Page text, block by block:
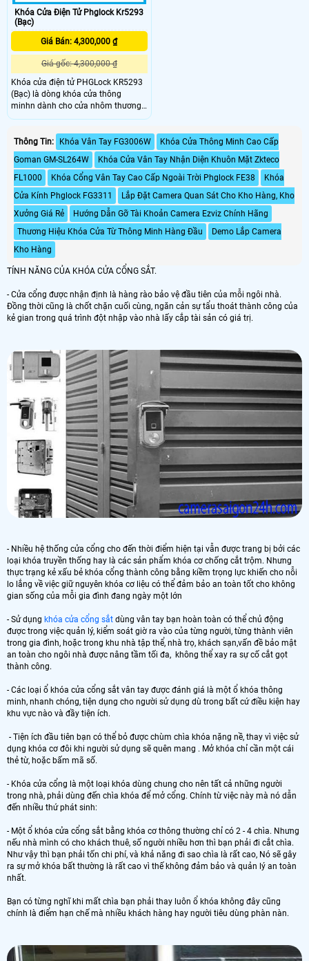
Khóa Cửa Điện Tử Phglock Kr5293
(Bạc)
Giá Bán: 4,300,000 ₫
Giá gốc: 4,300,000 ₫
Khóa cửa điện tử PHGLock KR5293
(Bạc) là dòng khóa cửa thông
minhn dành cho cửa nhôm thương
hiệu PHGLock. KR5293S là một
đơn giản nhưng không kém phần
sang trọng và đẳng cấp. là dòng
khóa cửa chuyên dành cho cửa
nhôm Xingfa, EuroWindow, cửa
nhựa lõi thép có đố cửa thấp
Thông Tin: Khóa Vân Tay FG3006W
Khóa Cửa Thông Minh Cao Cấp
Goman GM-SL264W
Khóa Cửa Vân Tay Nhận Diện Khuôn Mặt Zkteco
FL1000
Khóa Cổng Vân Tay Cao Cấp Ngoài Trời Phglock FE38
Khóa
Cửa Kính Phglock FG3311
Lắp Đặt Camera Quan Sát Cho Kho Hàng, Kho
Xưởng Giá Rẻ
Hướng Dẫn Gỡ Tài Khoản Camera Ezviz Chính Hãng
Thương Hiệu Khóa Cửa Từ Thông Minh Hàng Đầu
Demo Lắp Camera
Kho Hàng
TÍNH NĂNG CỦA KHÓA CỬA CỔNG SẮT.
- Cửa cổng được nhận định là hàng rào bảo vệ đầu tiên của mỗi ngôi nhà.
Đồng thời cũng là chốt chặn cuối cùng, ngăn cản sự tẩu thoát thành công của
kẻ gian trong quá trình đột nhập vào nhà lấy cắp tài sản có giá trị.
- Nhiều hệ thống cửa cổng cho đến thời điểm hiện tại vẫn được trang bị bởi các
loại khóa truyền thống hay là các sản phẩm khóa cơ chống cắt trộm. Nhưng
thực trạng kẻ xấu bẻ khóa cổng thành công bằng kiềm trọng lực khiến cho nỗi
lo lắng về việc giữ nguyên khóa cơ liệu có thể đảm bảo an toàn tốt cho không
gian sống của mỗi gia đình đang ngày một lớn
- Sử dụng khóa cửa cổng sắt dùng vân tay bạn hoàn toàn có thể chủ động
được trong việc quản lý, kiểm soát giờ ra vào của từng người, từng thành viên
trong gia đình, hoặc trong khu nhà tập thể, nhà trọ, khách sạn,vấn đề bảo mật
an toàn cho ngôi nhà được nâng tầm tối đa, không thể xay ra sự cố cắt gọt
thành công.
- Các loại ổ khóa cửa cổng sắt vân tay được đánh giá là một ổ khóa thông
minh, nhanh chóng, tiện dụng cho người sử dụng dù trong bất cứ điều kiện hay
khu vực nào và đầy tiện ích.
- Tiện ích đầu tiên bạn có thể bỏ được chùm chìa khóa nặng nề, thay vì việc sử
dụng khóa cơ đôi khi người sử dụng sẽ quên mang . Mở khóa chỉ cần một cái
thẻ từ, hoặc bấm mã số.
- Khóa cửa cổng là một loại khóa dùng chung cho nên tất cả những người
trong nhà, phải dùng đến chìa khóa để mở cổng. Chính từ việc này mà nó dẫn
đến nhiều thứ phát sinh:
- Một ổ khóa cửa cổng sắt bằng khóa cơ thông thường chỉ có 2 - 4 chìa. Nhưng
nếu nhà mình có cho khách thuê, số người nhiều hơn thì bạn phải đi cắt chìa.
Như vậy thì bạn phải tốn chi phí, và khả năng đi sao chìa là rất cao, Nó sẽ gây
ra sự mở khóa bất thường là rất cao vì thế không đảm bảo và quản lý an toàn
nhất.
Bạn có từng nghĩ khi mất chìa bạn phải thay luôn ổ khóa không đây cũng
chính là điểm hạn chế mà nhiều khách hàng hay người tiêu dùng phàn nàn.